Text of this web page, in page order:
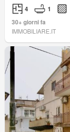
4 1
30+ giorni fa
IMMOBILIARE.IT